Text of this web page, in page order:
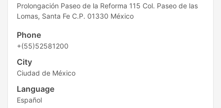
Prolongación Paseo de la Reforma 115 Col. Paseo de las
Lomas, Santa Fe C.P. 01330 México
Phone
+(55)52581200
City
Ciudad de México
Language
Español